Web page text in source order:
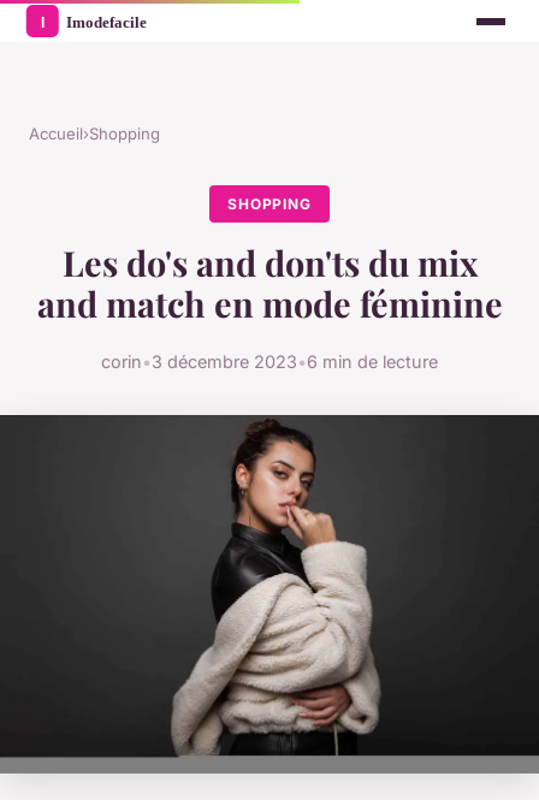
Accueil›Shopping
SHOPPING
Les do's and don'ts du mix
and match en mode féminine
corin•3 décembre 2023•6 min de lecture